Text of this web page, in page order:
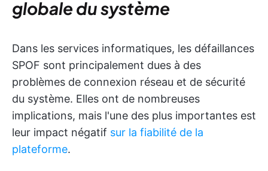
globale du système
Dans les services informatiques, les défaillances
SPOF sont principalement dues à des
problèmes de connexion réseau et de sécurité
du système. Elles ont de nombreuses
implications, mais l'une des plus importantes est
leur impact négatif sur la fiabilité de la
plateforme.